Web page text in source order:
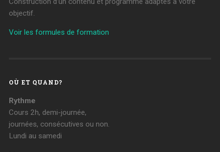
objectif.
Voir les formules de formation
OÙ ET QUAND?
Rythme
Cours 2h, demi-journée,
journées, consécutives ou non.
Lundi au samedi